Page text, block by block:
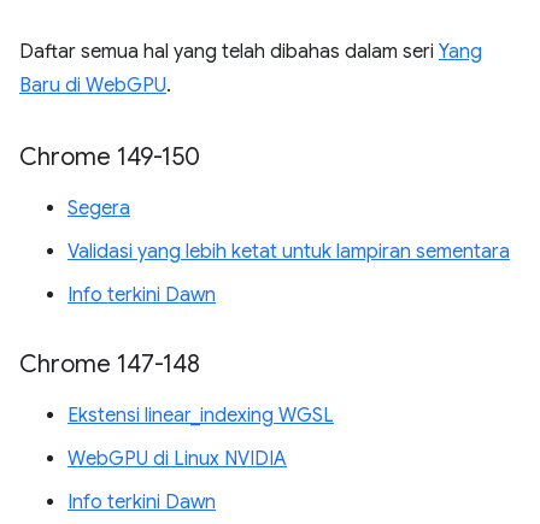
Daftar semua hal yang telah dibahas dalam seri Yang
Baru di WebGPU.
Chrome 149-150
Segera
Validasi yang lebih ketat untuk lampiran sementara
Info terkini Dawn
Chrome 147-148
Ekstensi linear_indexing WGSL
WebGPU di Linux NVIDIA
Info terkini Dawn